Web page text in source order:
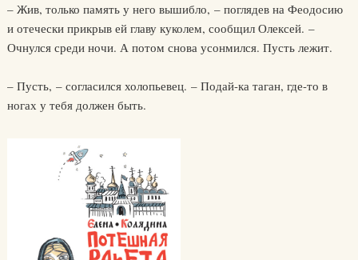
– Жив, только память у него вышибло, – поглядев на Феодосию
и отечески прикрыв ей главу куколем, сообщил Олексей. –
Очнулся среди ночи. А потом снова усонмился. Пусть лежит.
– Пусть, – согласился холопьевец. – Подай-ка таган, где-то в
ногах у тебя должен быть.